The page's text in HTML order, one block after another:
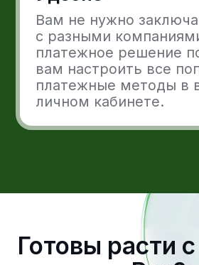
Платежные решения
Прием платежей
с карт
Платежи
с электронных
кошельков
Выставление
счетов
Прием платежей
Важные термины
Разработчикам
О нас
Обратная связь
Контакты